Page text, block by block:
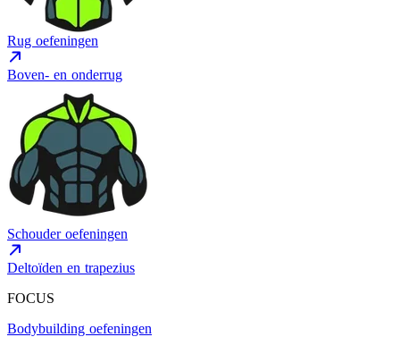
Rug oefeningen
Boven- en onderrug
Schouder oefeningen
Deltoïden en trapezius
FOCUS
Bodybuilding oefeningen